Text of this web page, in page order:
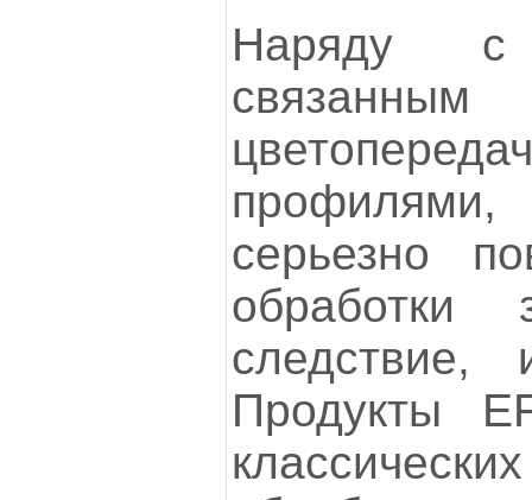
Наряду с
связанным
серьезно
следствие,
Продукты